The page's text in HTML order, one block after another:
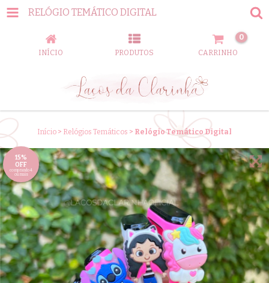
RELÓGIO TEMÁTICO DIGITAL
INÍCIO PRODUTOS CARRINHO
0
Início > Relógios Temáticos > Relógio Temático Digital
15%
OFF
comprando 4
ou mais